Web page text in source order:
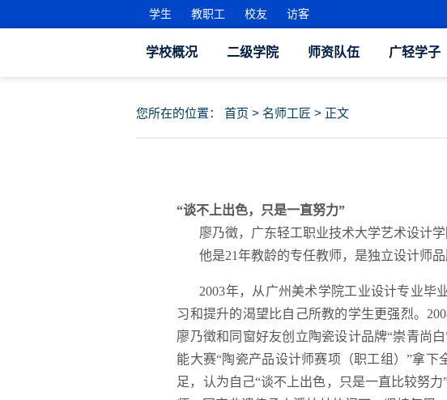
学生 教职工 校友 访客
学校概况 二级学院 师资队伍 广轻学子
您所在的位置： 首页 > 名师工匠 > 正文
“谈不上出色，只是一直努力”
廖乃徵，广东轻工职业技术大学艺术设计
他是21年教龄的专任教师，是独立设计师
2003年，从广州美术学院工业设计专业毕
习和提升的渴望比自己所教的学生更强烈。
廖乃徵和同窗好友创立陶瓷设计品牌“崇青尚
能大赛“陶瓷产品设计师赛项（职工组）”拿
足，认为自己“谈不上出色，只是一直比较努